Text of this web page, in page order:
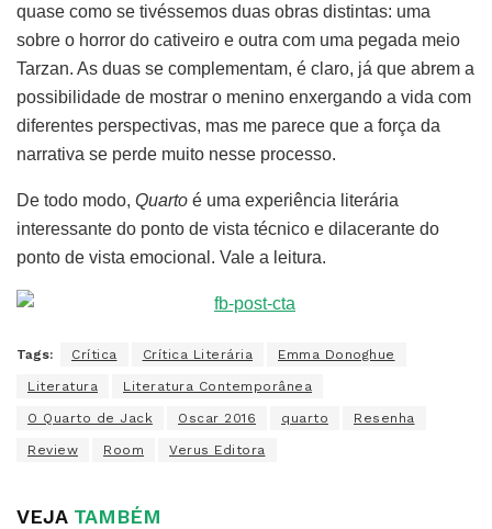
quase como se tivéssemos duas obras distintas: uma
sobre o horror do cativeiro e outra com uma pegada meio
Tarzan. As duas se complementam, é claro, já que abrem a
possibilidade de mostrar o menino enxergando a vida com
diferentes perspectivas, mas me parece que a força da
narrativa se perde muito nesse processo.
De todo modo, Quarto é uma experiência literária
interessante do ponto de vista técnico e dilacerante do
ponto de vista emocional. Vale a leitura.
Tags: Crítica Crítica Literária Emma Donoghue
Literatura Literatura Contemporânea
O Quarto de Jack Oscar 2016 quarto Resenha
Review Room Verus Editora
VEJATAMBÉM